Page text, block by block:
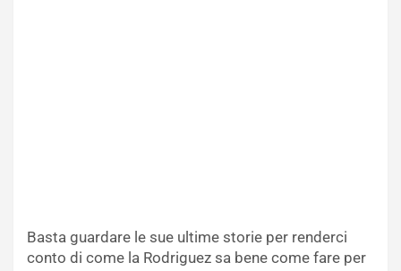
Basta guardare le sue ultime storie per renderci
conto di come la Rodriguez sa bene come fare per